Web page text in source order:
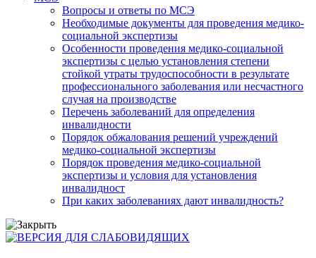
Вопросы и ответы по МСЭ
Необходимые документы для проведения медико-
социальной экспертизы
Особенности проведения медико-социальной
экспертизы с целью установления степени
стойкой утраты трудоспособности в результате
профессионального заболевания или несчастного
случая на производстве
Перечень заболеваний для определения
инвалидности
Порядок обжалования решений учреждений
медико-социальной экспертизы
Порядок проведения медико-социальной
экспертизы и условия для установления
инвалидност
При каких заболеваниях дают инвалидность?